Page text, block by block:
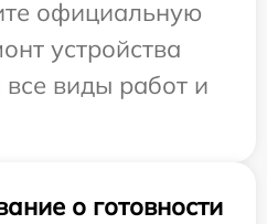
официальную
устройства
виды работ и
о готовности